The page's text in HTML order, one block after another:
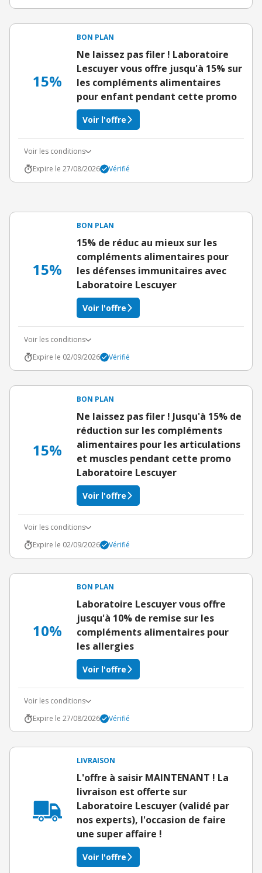
15%
BON PLAN
Ne laissez pas filer ! Laboratoire
Lescuyer vous offre jusqu'à 15% sur
les compléments alimentaires
pour enfant pendant cette promo
Voir l'offre
Voir les conditions
Expire le 27/08/2026
Vérifié
15%
BON PLAN
15% de réduc au mieux sur les
compléments alimentaires pour
les défenses immunitaires avec
Laboratoire Lescuyer
Voir l'offre
Voir les conditions
Expire le 02/09/2026
Vérifié
15%
BON PLAN
Ne laissez pas filer ! Jusqu'à 15% de
réduction sur les compléments
alimentaires pour les articulations
et muscles pendant cette promo
Laboratoire Lescuyer
Voir l'offre
Voir les conditions
Expire le 02/09/2026
Vérifié
10%
BON PLAN
Laboratoire Lescuyer vous offre
jusqu'à 10% de remise sur les
compléments alimentaires pour
les allergies
Voir l'offre
Voir les conditions
Expire le 27/08/2026
Vérifié
LIVRAISON
L'offre à saisir MAINTENANT ! La
livraison est offerte sur
Laboratoire Lescuyer (validé par
nos experts), l'occasion de faire
une super affaire !
Voir l'offre